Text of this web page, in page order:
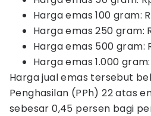
Harga emas 100 gram:
Harga emas 250 gram:
Harga emas 500 gram:
Harga emas 1.000
Harga jual emas tersebut
Penghasilan (PPh) 22 atas
sebesar 0,45 persen bagi